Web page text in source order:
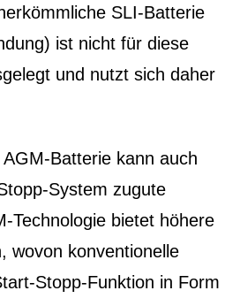
SLI-Batterie
ist nicht für diese
und nutzt sich daher
Batterie kann auch
System zugute
Technologie bietet höhere
wovon konventionelle
Stopp-Funktion in Form